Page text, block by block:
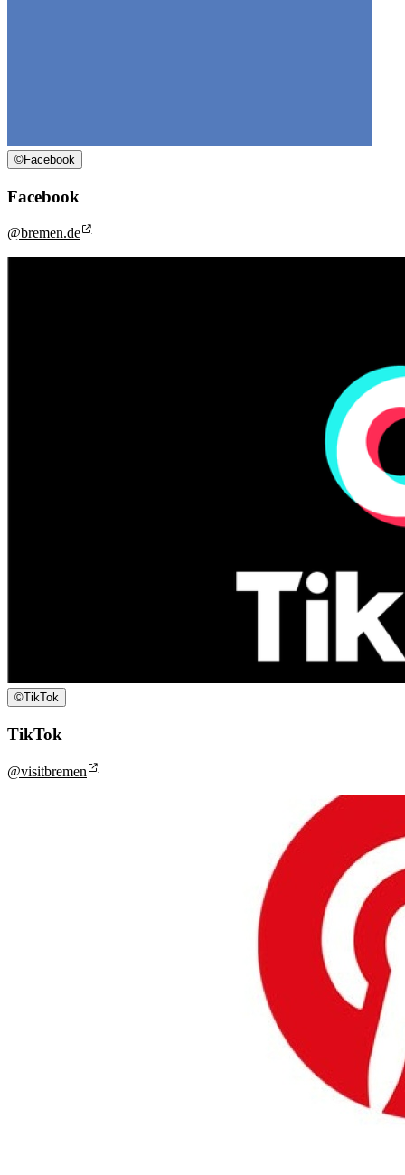
©Facebook
Facebook
@bremen.de
©TikTok
TikTok
@visitbremen